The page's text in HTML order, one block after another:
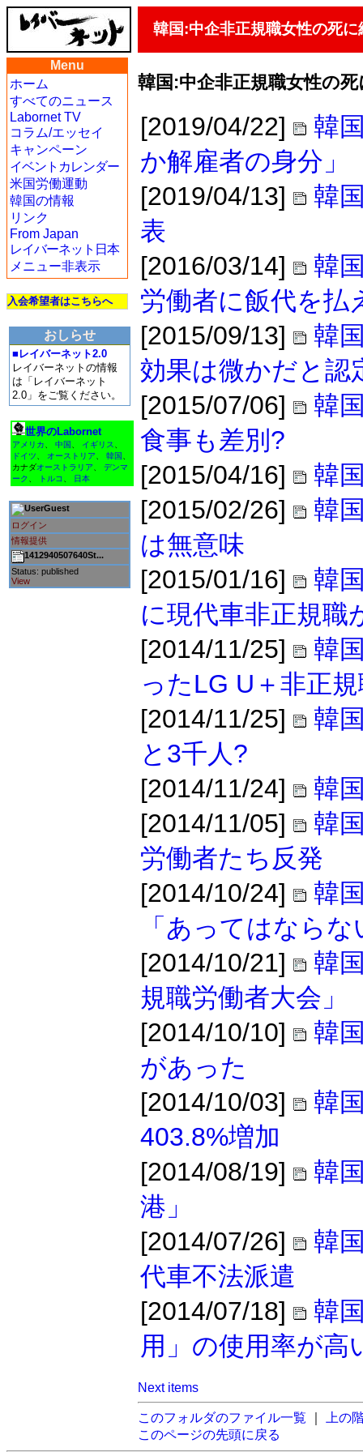
韓国:中企非正規職女性の死
Menu
ホーム
すべてのニュース
Labornet TV
コラム/エッセイ
キャンペーン
イベントカレンダー
米国労働運動
韓国の情報
リンク
From Japan
レイバーネット日本
メニュー非表示
入会希望者はこちらへ
おしらせ
■レイバーネット2.0
レイバーネットの情報
は「レイバーネット
2.0」をご覧ください。
世界のLabornet
アメリカ 中国 イギリス
ドイツ
オーストリア 韓国
カナダオーストラリア
デンマ
ーク
トルコ 日本
Guest
ログイン
情報提供
1412940507640St...
Status: published
View
韓国:中企非正規職女性の
[2019/04/22]
韓
か解雇者の身分」
[2019/04/13]
韓
表
[2016/03/14]
韓
労働者に飯代を払
[2015/09/13]
韓
効果は微かだと認
[2015/07/06]
韓
食事も差別?
[2015/04/16]
韓
[2015/02/26]
韓
は無意味
[2015/01/16]
韓
に現代車非正規職
[2014/11/25]
韓
ったLG U＋非正
[2014/11/25]
韓
と3千人?
[2014/11/24]
韓
[2014/11/05]
韓
労働者たち反発
[2014/10/24]
韓
「あってはなら
[2014/10/21]
韓
規職労働者大会」
[2014/10/10]
韓
があった
[2014/10/03]
韓
403.8%増加
[2014/08/19]
韓
港」
[2014/07/26]
韓
代車不法派遣
[2014/07/18]
韓
用」の使用率が高
Next items
このフォルダのファイル一覧
上の
このページの先頭に戻る